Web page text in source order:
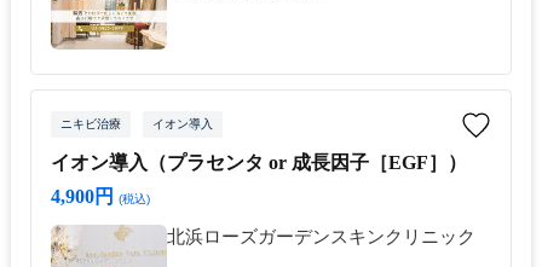
ニキビ治療 イオン導入
イオン導入（プラセンタ or 成長因子［EGF］）
4,900円
(税込)
北浜ローズガーデンスキンクリニック